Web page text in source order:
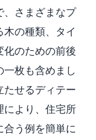
、さまざまなプ
の種類、タイ
化のための前後
枚も含めまし
たせるディテー
により、住宅所
う例を簡単に